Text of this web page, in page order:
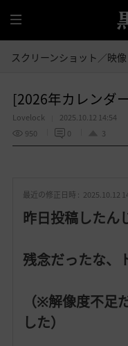
全
体
スクリーンショット／映像
[2026年カレンダ
Lovelock
2025.10.12 14:54
950
0 3
最近の修正日時 : 2025.10.12
昨日投稿したん
残念だったな、
（※解像度不足
した）